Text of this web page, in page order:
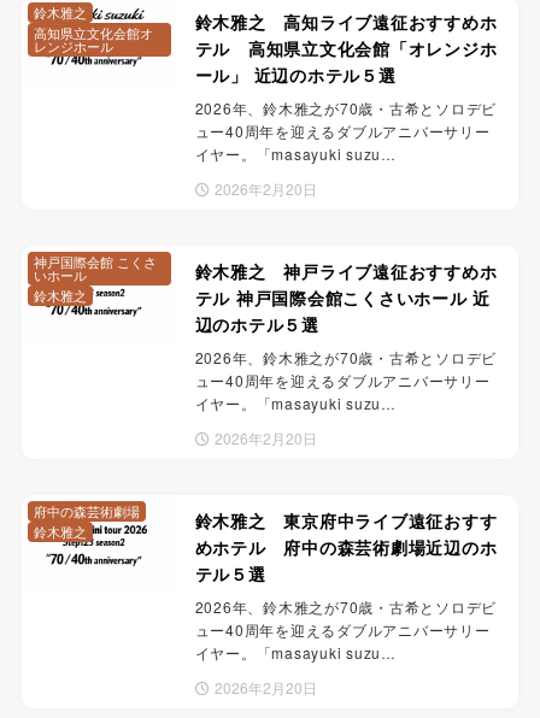
鈴木雅之 高知ライブ遠征おすすめホ
テル 高知県立文化会館「オレンジホ
ール」 近辺のホテル５選
2026年、鈴木雅之が70歳・古希とソロデビ
ュー40周年を迎えるダブルアニバーサリー
イヤー。「masayuki suzu…
2026年2月20日
鈴木雅之
高知県立文化会館オ
レンジホール
鈴木雅之 神戸ライブ遠征おすすめホ
テル 神戸国際会館こくさいホール 近
辺のホテル５選
2026年、鈴木雅之が70歳・古希とソロデビ
ュー40周年を迎えるダブルアニバーサリー
イヤー。「masayuki suzu…
2026年2月20日
神戸国際会館 こくさ
いホール
鈴木雅之
鈴木雅之 東京府中ライブ遠征おすす
めホテル 府中の森芸術劇場近辺のホ
テル５選
2026年、鈴木雅之が70歳・古希とソロデビ
ュー40周年を迎えるダブルアニバーサリー
イヤー。「masayuki suzu…
2026年2月20日
府中の森芸術劇場
鈴木雅之